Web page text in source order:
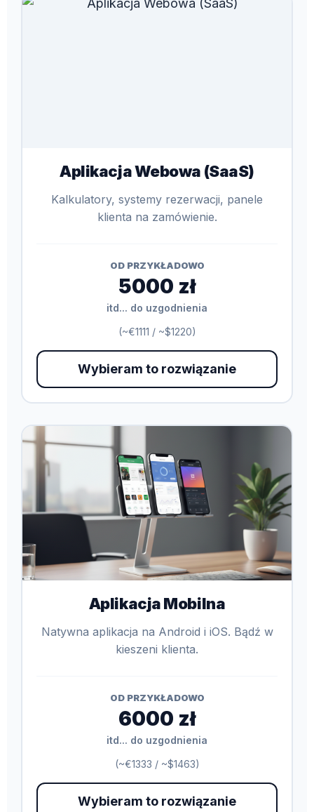
Aplikacja Webowa (SaaS)
Kalkulatory, systemy rezerwacji, panele
klienta na zamówienie.
OD PRZYKŁADOWO
5000 zł
itd... do uzgodnienia
(~€1111 / ~$1220)
Wybieram to rozwiązanie
Aplikacja Mobilna
Natywna aplikacja na Android i iOS. Bądź w
kieszeni klienta.
OD PRZYKŁADOWO
6000 zł
itd... do uzgodnienia
(~€1333 / ~$1463)
Wybieram to rozwiązanie